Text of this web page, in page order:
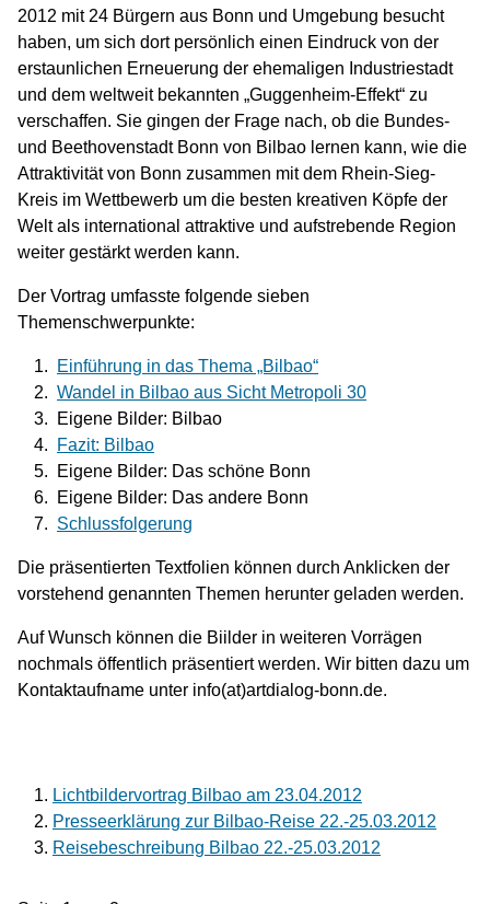
2012 mit 24 Bürgern aus Bonn und Umgebung besucht
haben, um sich dort persönlich einen Eindruck von der
erstaunlichen Erneuerung der ehemaligen Industriestadt
und dem weltweit bekannten „Guggenheim-Effekt“ zu
verschaffen. Sie gingen der Frage nach, ob die Bundes-
und Beethovenstadt Bonn von Bilbao lernen kann, wie die
Attraktivität von Bonn zusammen mit dem Rhein-Sieg-
Kreis im Wettbewerb um die besten kreativen Köpfe der
Welt als international attraktive und aufstrebende Region
weiter gestärkt werden kann.
Der Vortrag umfasste folgende sieben
Themenschwerpunkte:
Einführung in das Thema „Bilbao“
Wandel in Bilbao aus Sicht Metropoli 30
Eigene Bilder: Bilbao
Fazit: Bilbao
Eigene Bilder: Das schöne Bonn
Eigene Bilder: Das andere Bonn
Schlussfolgerung
Die präsentierten Textfolien können durch Anklicken der
vorstehend genannten Themen herunter geladen werden.
Auf Wunsch können die Biilder in weiteren Vorrägen
nochmals öffentlich präsentiert werden. Wir bitten dazu um
Kontaktaufname unter info(at)artdialog-bonn.de.
Lichtbildervortrag Bilbao am 23.04.2012
Presseerklärung zur Bilbao-Reise 22.-25.03.2012
Reisebeschreibung Bilbao 22.-25.03.2012